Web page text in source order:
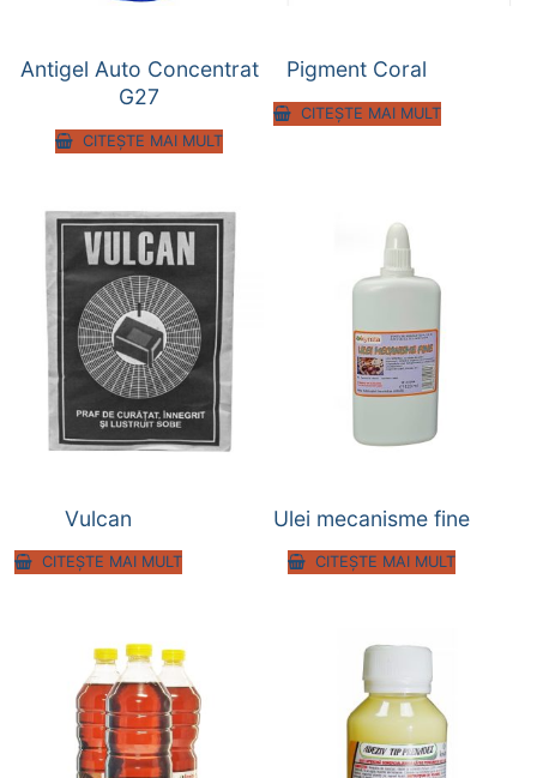
Antigel Auto Concentrat
G27
CITEȘTE MAI MULT
Pigment Coral
CITEȘTE MAI MULT
Vulcan
CITEȘTE MAI MULT
Ulei mecanisme fine
CITEȘTE MAI MULT